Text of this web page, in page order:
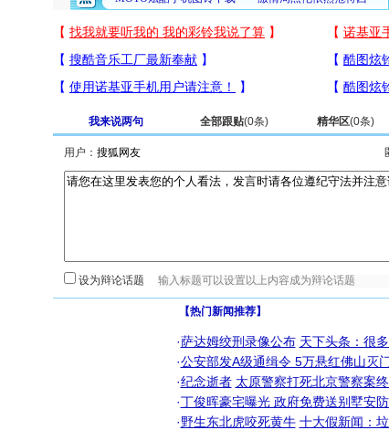
我来说两句 全部跟贴(0条) 精华区(0条)
用户：
设为辩论话题
【热门新闻推荐】
·萨达姆绞刑录像公布 天下头条：很
·公安部发A级通缉令 5万悬红佛山灭
·纪念逝者 太原警察打死北京警察案
·丁俊晖豪宅曝光 政府免费送别墅安
·野生东北虎咬死黄牛 十大假新闻：